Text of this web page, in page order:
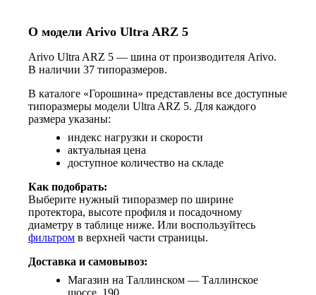
О модели Arivo Ultra ARZ 5
Arivo Ultra ARZ 5 — шина от производителя Arivo.
В наличии 37 типоразмеров.
В каталоге «Горошина» представлены все доступные
типоразмеры модели Ultra ARZ 5. Для каждого
размера указаны:
индекс нагрузки и скорости
актуальная цена
доступное количество на складе
Как подобрать:
Выберите нужный типоразмер по ширине
протектора, высоте профиля и посадочному
диаметру в таблице ниже. Или воспользуйтесь
фильтром в верхней части страницы.
Доставка и самовывоз:
Магазин на Таллинском — Таллинское